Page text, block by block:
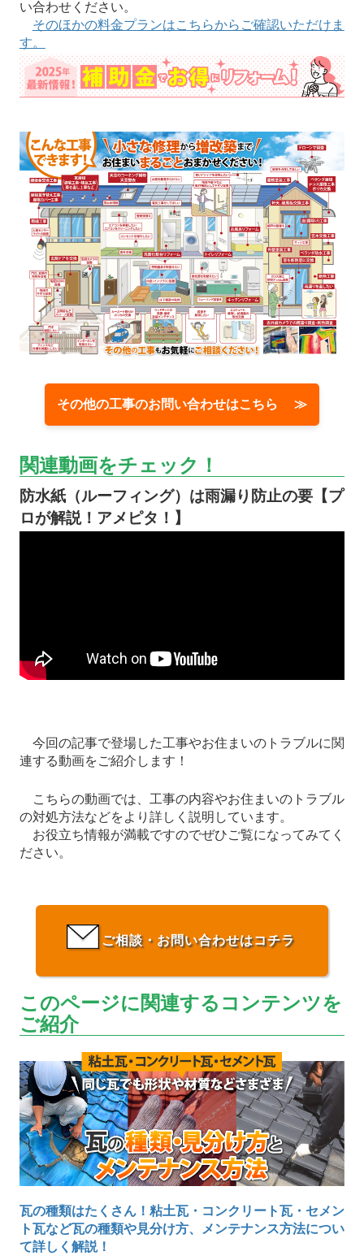
い合わせください。
そのほかの料金プランはこちらからご確認いただけま
す。
その他の工事のお問い合わせはこちら ≫
関連動画をチェック！
防水紙（ルーフィング）は雨漏り防止の要【プ
ロが解説！アメピタ！】
今回の記事で登場した工事やお住まいのトラブルに関
連する動画をご紹介します！
こちらの動画では、工事の内容やお住まいのトラブル
の対処方法などをより詳しく説明しています。
お役立ち情報が満載ですのでぜひご覧になってみてく
ださい。
ご相談・お問い合わせはコチラ
このページに関連するコンテンツを
ご紹介
瓦の種類はたくさん！粘土瓦・コンクリート瓦・セメン
ト瓦など瓦の種類や見分け方、メンテナンス方法につい
て詳しく解説！